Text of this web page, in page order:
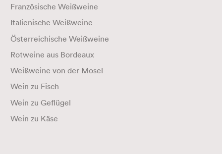
Französische Weißweine
Italienische Weißweine
Österreichische Weißweine
Rotweine aus Bordeaux
Weißweine von der Mosel
Wein zu Fisch
Wein zu Geflügel
Wein zu Käse